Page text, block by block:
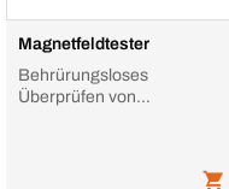
Magnetfeldtester
Behrürungsloses
Überprüfen von